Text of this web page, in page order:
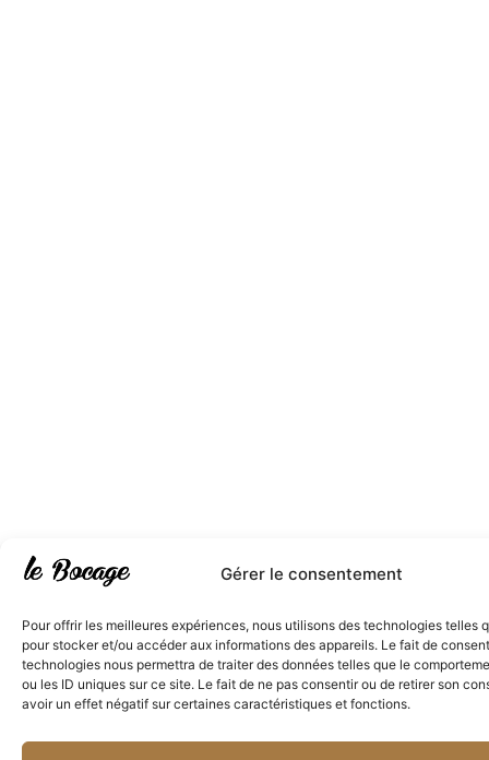
Gérer le consentement
Pour offrir les meilleures expériences, nous utilisons des technologies telles
pour stocker et/ou accéder aux informations des appareils. Le fait de
technologies nous permettra de traiter des données telles que le
ou les ID uniques sur ce site. Le fait de ne pas consentir ou de retirer son
avoir un effet négatif sur certaines caractéristiques et fonctions.